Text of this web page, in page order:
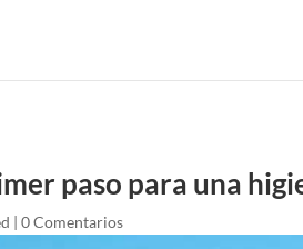
paso para una
|0 Comentarios